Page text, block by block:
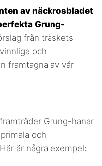
av näckrosbladet
Grung-
från träskets
och
framtagna av vår
Grung-hanar
och
är några exempel: